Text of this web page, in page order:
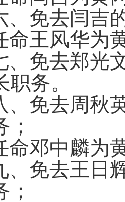
去闫吉的
王风华为黄
去郑光文
职务。
去周秋英
中麟为黄
去王日辉